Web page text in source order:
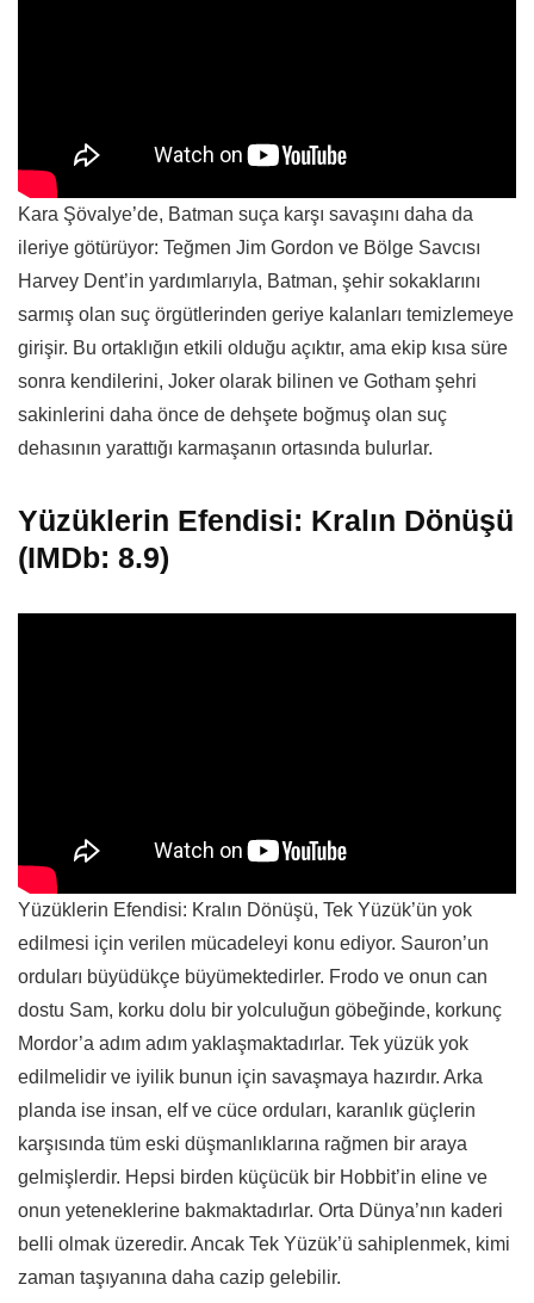
Kara Şövalye’de, Batman suça karşı savaşını daha da
ileriye götürüyor: Teğmen Jim Gordon ve Bölge Savcısı
Harvey Dent’in yardımlarıyla, Batman, şehir sokaklarını
sarmış olan suç örgütlerinden geriye kalanları temizlemeye
girişir. Bu ortaklığın etkili olduğu açıktır, ama ekip kısa süre
sonra kendilerini, Joker olarak bilinen ve Gotham şehri
sakinlerini daha önce de dehşete boğmuş olan suç
dehasının yarattığı karmaşanın ortasında bulurlar.
Yüzüklerin Efendisi: Kralın Dönüşü
(IMDb: 8.9)
Yüzüklerin Efendisi: Kralın Dönüşü, Tek Yüzük’ün yok
edilmesi için verilen mücadeleyi konu ediyor. Sauron’un
orduları büyüdükçe büyümektedirler. Frodo ve onun can
dostu Sam, korku dolu bir yolculuğun göbeğinde, korkunç
Mordor’a adım adım yaklaşmaktadırlar. Tek yüzük yok
edilmelidir ve iyilik bunun için savaşmaya hazırdır. Arka
planda ise insan, elf ve cüce orduları, karanlık güçlerin
karşısında tüm eski düşmanlıklarına rağmen bir araya
gelmişlerdir. Hepsi birden küçücük bir Hobbit’in eline ve
onun yeteneklerine bakmaktadırlar. Orta Dünya’nın kaderi
belli olmak üzeredir. Ancak Tek Yüzük’ü sahiplenmek, kimi
zaman taşıyanına daha cazip gelebilir.